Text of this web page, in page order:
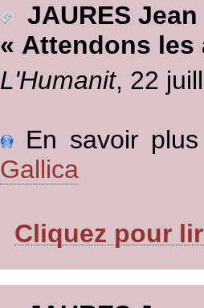
JAURES Jean
« Attendons les
L'Humanit, 22
En savoir
Gallica
Cliquez pour